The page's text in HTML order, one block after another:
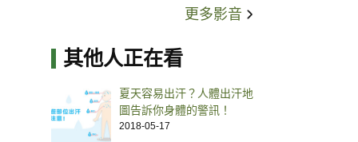
更多影音
其他人正在看
夏天容易出汗？人體出汗地
圖告訴你身體的警訊！
2018-05-17